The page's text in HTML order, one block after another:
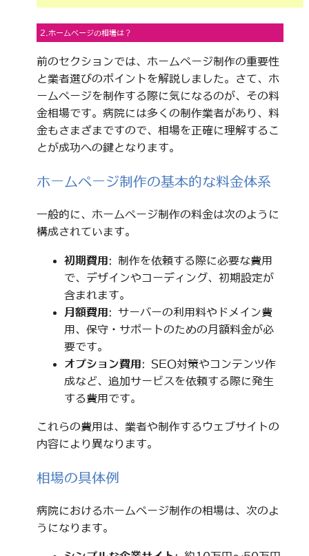
2.ホームページの相場は？
前のセクションでは、ホームページ制作の重要性
と業者選びのポイントを解説しました。さて、ホ
ームページを制作する際に気になるのが、その料
金相場です。病院には多くの制作業者があり、料
金もさまざまですので、相場を正確に理解するこ
とが成功への鍵となります。
ホームページ制作の基本的な料金体系
一般的に、ホームページ制作の料金は次のように
構成されています。
初期費用: 制作を依頼する際に必要な費用
で、デザインやコーディング、初期設定が
含まれます。
月額費用: サーバーの利用料やドメイン費
用、保守・サポートのための月額料金が必
要です。
オプション費用: SEO対策やコンテンツ作
成など、追加サービスを依頼する際に発生
する費用です。
これらの費用は、業者や制作するウェブサイトの
内容により異なります。
相場の具体例
病院におけるホームページ制作の相場は、次のよ
うになります。